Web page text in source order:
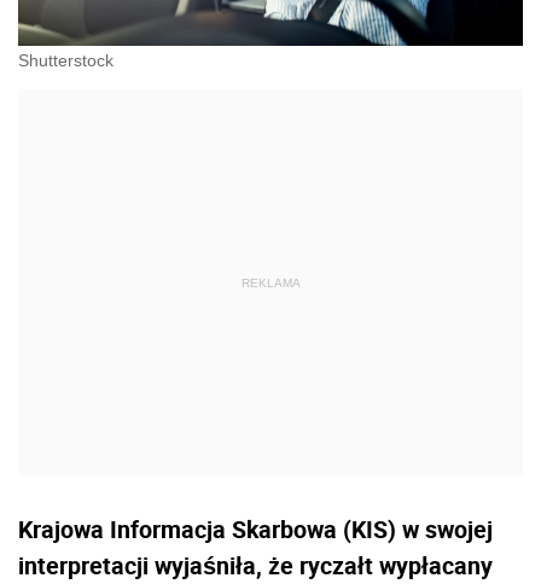
Shutterstock
Krajowa Informacja Skarbowa (KIS) w swojej
interpretacji wyjaśniła, że ryczałt wypłacany